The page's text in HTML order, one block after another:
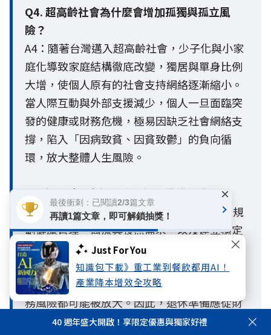
Just For You
知識包下載》重工業到餐飲都用AI！
產業降本增效全攻略
Q4. 超高齡社會為什麼會增加孤獨與孤立風
險？
A4：隨著台灣邁入超高齡社會，少子化與小家
庭化導致家庭結構徹底改變，獨居與單身比例
大增，使個人原有的社會支持網絡逐漸縮小。
當人際互動與外部支援減少，個人一旦面臨突
發的健康或財務危機，極易因缺乏社會網絡支
撐，陷入「因病致貧、因貧致鬱」的負向循
環，放大整體人生風險。
Q5. 退休除了存退休金，還要準備什麼？
A5：退休準備不只是累積退休金，更應同步規
劃健康管理、醫療與長照需求，以及建立穩定
的社會支持網絡。國泰人壽《
2026人生風險趨
勢調查報告》指出，當面臨孤獨或孤立時，若
缺乏完善的準備與支持系統，身體、心理與財
務風險都可能被放大。因此，退休準備應從財
務、健康與社會連結三個面向及早布局，提升
40 週年盛大開啟！享限定優惠與獨家好禮
最後衝刺：已閱讀2/3篇文章
再讀1篇文章，即可解鎖抽獎！
×